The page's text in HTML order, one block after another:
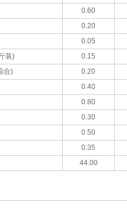
0.60
0.20
0.05
装) 0.15
合) 0.20
0.40
0.80
0.30
0.50
0.35
44.00